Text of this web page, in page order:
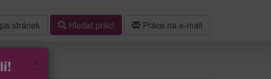
stránek Hledat práci Práce na e-mail